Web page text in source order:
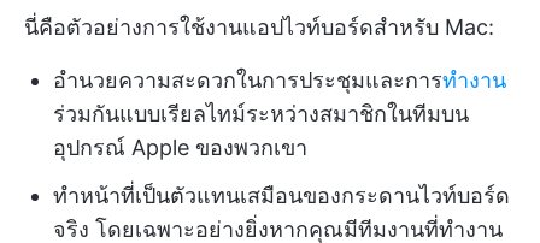
นี่คือตัวอย่างการใช้งานแอปไวท์บอร์ดสำหรับ Mac:
อำนวยความสะดวกในการประชุมและการทำงาน
ร่วมกันแบบเรียลไทม์ระหว่างสมาชิกในทีมบน
อุปกรณ์ Apple ของพวกเขา
ทำหน้าที่เป็นตัวแทนเสมือนของกระดานไวท์บอร์ด
จริง โดยเฉพาะอย่างยิ่งหากคุณมีทีมงานที่ทำงาน